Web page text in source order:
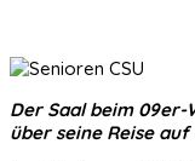
Der Saal beim
über seine Reise